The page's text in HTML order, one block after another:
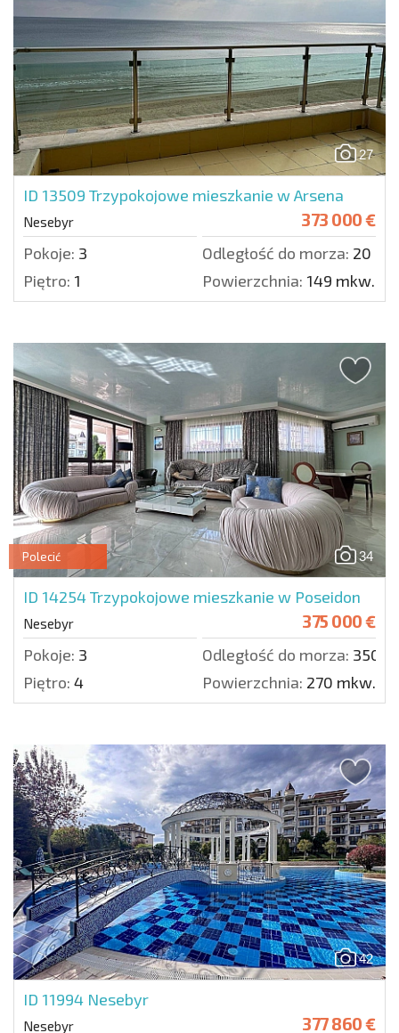
27
ID 13509 Trzypokojowe mieszkanie w Arsena
Nesebyr 373 000 €
Pokoje: 3 Odległość do morza: 20 m.
Piętro: 1 Powierzchnia: 149 mkw.
34
Polecić
ID 14254Trzypokojowe mieszkanie w Poseidon
Nesebyr 375 000 €
Pokoje: 3 Odległość do morza: 350
Piętro: 4 Powierzchnia: 270 mkw.
42
ID 11994 Nesebyr
Nesebyr 377 860 €